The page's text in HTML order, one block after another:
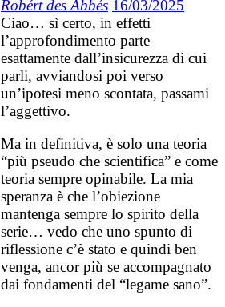
Robért des Abbés 16/03/2025
Ciao… sì certo, in effetti
l’approfondimento parte
esattamente dall’insicurezza di cui
parli, avviandosi poi verso
un’ipotesi meno scontata, passami
l’aggettivo.
Ma in definitiva, è solo una teoria
“più pseudo che scientifica” e come
teoria sempre opinabile. La mia
speranza è che l’obiezione
mantenga sempre lo spirito della
serie… vedo che uno spunto di
riflessione c’è stato e quindi ben
venga, ancor più se accompagnato
dai fondamenti del “legame sano”.